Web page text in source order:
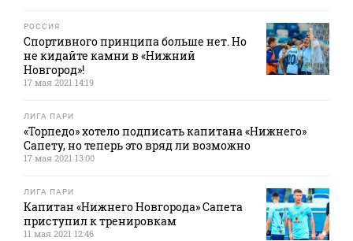
РОССИЯ
Спортивного принципа больше нет. Но
не кидайте камни в «Нижний
Новгород»!
17 мая 2021 14:19
ЛИГА ПАРИ
«Торпедо» хотело подписать капитана «Нижнего»
Сапету, но теперь это вряд ли возможно
17 мая 2021 13:00
ЛИГА ПАРИ
Капитан «Нижнего Новгорода» Сапета
приступил к тренировкам
11 мая 2021 12:46